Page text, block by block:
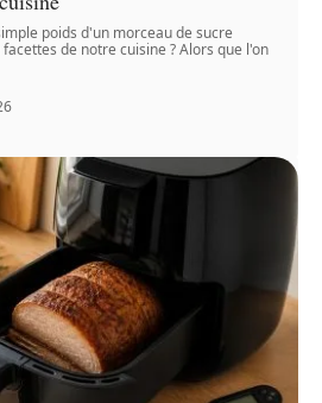
poids d'un morceau de sucre
de notre cuisine ? Alors que l'on